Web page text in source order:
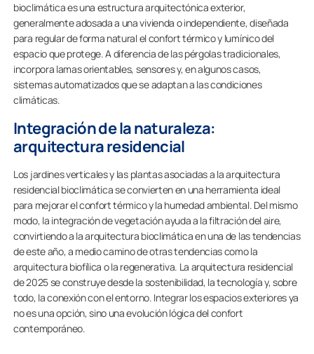
bioclimática es una estructura arquitectónica exterior,
generalmente adosada a una vivienda o independiente, diseñada
para regular de forma natural el confort térmico y lumínico del
espacio que protege. A diferencia de las pérgolas tradicionales,
incorpora lamas orientables, sensores y, en algunos casos,
sistemas automatizados que se adaptan a las condiciones
climáticas.
Integración de la naturaleza:
arquitectura residencial
Los jardines verticales y las plantas asociadas a la arquitectura
residencial bioclimática se convierten en una herramienta ideal
para mejorar el confort térmico y la humedad ambiental. Del mismo
modo, la integración de vegetación ayuda a la filtración del aire,
convirtiendo a la arquitectura bioclimática en una de las tendencias
de este año, a medio camino de otras tendencias como la
arquitectura biofílica o la regenerativa. La arquitectura residencial
de 2025 se construye desde la sostenibilidad, la tecnología y, sobre
todo, la conexión con el entorno. Integrar los espacios exteriores ya
no es una opción, sino una evolución lógica del confort
contemporáneo.